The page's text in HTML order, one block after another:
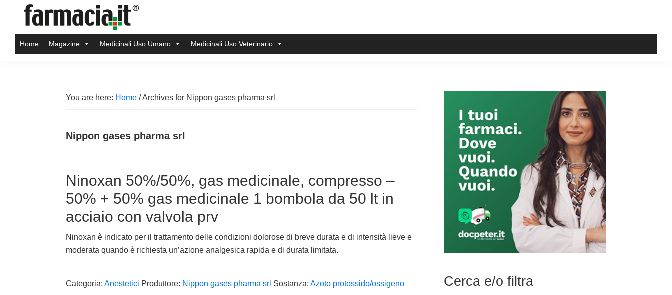
primary
main
primary
footerFarmacia.it
magazine
Home Magazine Medicinali Uso Umano Medicinali Uso Veterinario
You are here: Home /Archives for Nippon gases pharma srl
Nippon gases pharma srl
Ninoxan 50%/50%, gas medicinale, compresso –
50% + 50% gas medicinale 1 bombola da 50 lt in
acciaio con valvola prv
Ninoxan è indicato per il trattamento delle condizioni dolorose di breve durata e di intensità lieve e
moderata quando è richiesta un’azione analgesica rapida e di durata limitata.
Categoria: Anestetici Produttore: Nippon gases pharma srl Sostanza: Azoto protossido/ossigeno
Sidebar
Cerca e/o filtra